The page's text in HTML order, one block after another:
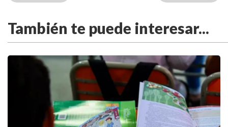
También te puede interesar...